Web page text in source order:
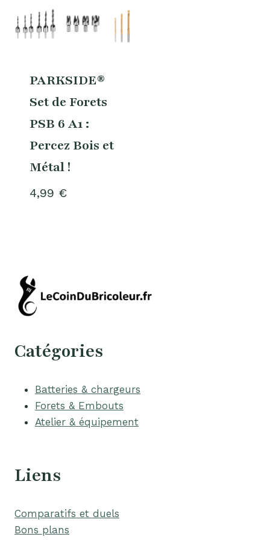
PARKSIDE®
Set de Forets
PSB 6 A1 :
Percez Bois et
Métal !
4,99 €
Catégories
Batteries & chargeurs
Forets & Embouts
Atelier & équipement
Liens
Comparatifs et duels
Bons plans